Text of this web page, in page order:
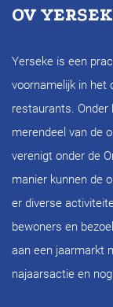
OV
Yerseke is een
voornamelijk in het
restaurants. Onder
merendeel van de
verenigt onder de
manier kunnen de
er diverse
bewoners en
aan een jaarmarkt
najaarsactie en